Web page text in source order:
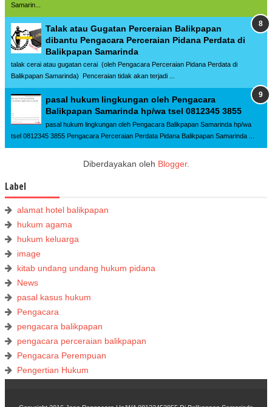
Samarin...
Talak atau Gugatan Perceraian Balikpapan
dibantu Pengacara Perceraian Pidana Perdata di
Balikpapan Samarinda
talak cerai atau gugatan cerai (oleh Pengacara Perceraian Pidana Perdata di
Balikpapan Samarinda) Penceraian tidak akan terjadi ...
pasal hukum lingkungan oleh Pengacara
Balikpapan Samarinda hp/wa tsel 0812345 3855
pasal hukum lingkungan oleh Pengacara Balikpapan Samarinda hp/wa
tsel 0812345 3855 Pengacara Perceraian Perdata Pidana Balikpapan Samarinda ...
Diberdayakan oleh Blogger.
Label
alamat hotel balikpapan
hukum agama
hukum keluarga
image
kitab undang undang hukum pidana
News
pasal kasus hukum
Pengacara
pengacara balikpapan
pengacara perceraian balikpapan
Pengacara Perempuan
Pengertian Hukum